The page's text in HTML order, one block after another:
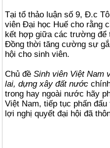
Tại tổ thảo luận số 9, Đ.c
viên Đại học Huế cho rằng
kết hợp giữa các trường để
Đồng thời tăng cường sự
hội cho sinh viên.
Chủ đề Sinh viên Việt Nam
lai, dựng xây đất nước
trong hay ngoài nước hãy
Việt Nam, tiếp tục phấn
lợi nghị quyết đại hội đã